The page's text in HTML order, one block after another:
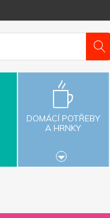
DOMÁCÍ POTŘEBY
A HRNKY